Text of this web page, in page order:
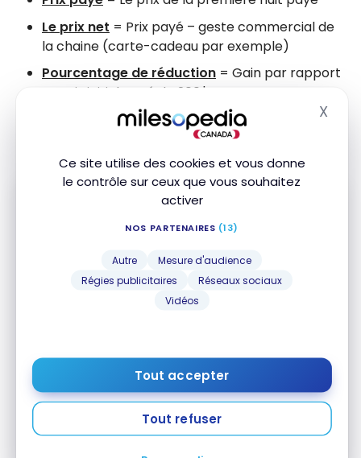
Ce site utilise des cookies et vous donne
le contrôle sur ceux que vous souhaitez
activer
NOS PARTENAIRES (13)
Autre
Mesure d'audience
Régies publicitaires
Réseaux sociaux
Vidéos
Tout accepter
Tout refuser
X
Le prix net = Prix payé – geste commercial de
la chaine (carte-cadeau par exemple)
Pourcentage de réduction = Gain par rapport
au prix initial payé de 200$.
Comment lire ces chiffres?
Abonnez-vous gratuitement à l'infolettre
stratégies de points, miles et cartes de
crédit, livrées chaque semaine dans votre
M'ABONNER
En vous abonnant, vous recevrez nos infolettres et contenus
promotionnels et acceptez nosConditions et politique de